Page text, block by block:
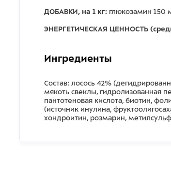
ДОБАВКИ, на 1 кг: глюкозамин 150
ЭНЕРГЕТИЧЕСКАЯ ЦЕННОСТЬ
Ингредиенты
Состав: лосось 42%
мякоть свеклы, гидролизованная
пантотеновая кислота, биотин,
(источник инулина,
хондроитин, розмарин,